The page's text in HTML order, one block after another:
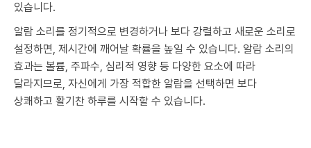
있습니다.
알람 소리를 정기적으로 변경하거나 보다 강렬하고 새로운 소리로
설정하면, 제시간에 깨어날 확률을 높일 수 있습니다. 알람 소리의
효과는 볼륨, 주파수, 심리적 영향 등 다양한 요소에 따라
달라지므로, 자신에게 가장 적합한 알람을 선택하면 보다
상쾌하고 활기찬 하루를 시작할 수 있습니다.